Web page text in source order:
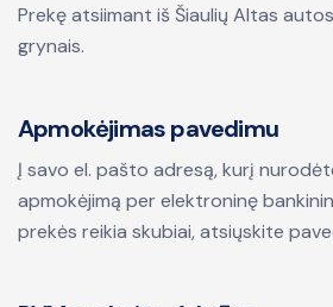
Prekę atsiimant iš Šiaulių Altas
grynais.
Apmokėjimas pavedimu
Į savo el. pašto adresą, kurį
apmokėjimą per elektroninę
prekės reikia skubiai, atsiųskite